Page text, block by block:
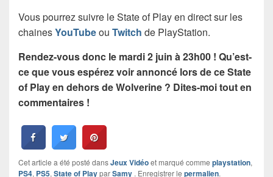
Vous pourrez suivre le State of Play en direct sur les
chainesYouTubeou Twitch de PlayStation.
Rendez-vous donc le mardi 2 juin à 23h00 ! Qu’est-
ce que vous espérez voir annoncé lors de ce State
of Play en dehors de Wolverine ? Dites-moi tout en
commentaires !
Cet article a été posté dansJeux Vidéoet marqué comme playstation,
PS4, PS5, State of PlayparSamy . Enregistrer le permalien.